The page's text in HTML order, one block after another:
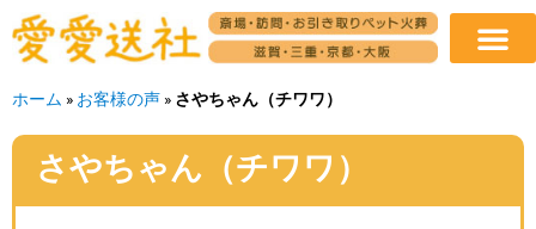
ホーム » お客様の声 » さやちゃん（チワワ）
さやちゃん（チワワ）